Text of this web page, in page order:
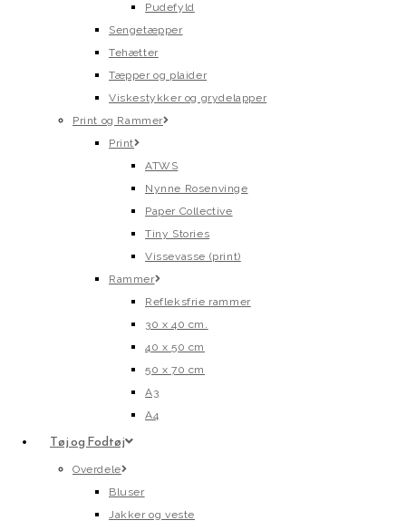
Pudefyld
Sengetæpper
Tehætter
Tæpper og plaider
Viskestykker og grydelapper
Print og Rammer
Print
ATWS
Nynne Rosenvinge
Paper Collective
Tiny Stories
Vissevasse (print)
Rammer
Refleksfrie rammer
30 x 40 cm.
40 x 50 cm
50 x 70 cm
A3
A4
Tøj og Fodtøj
Overdele
Bluser
Jakker og veste